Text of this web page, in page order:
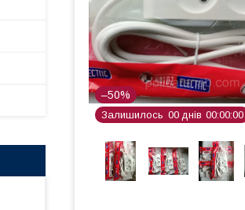
–50%
Залишилось 00 днів 00 00 00